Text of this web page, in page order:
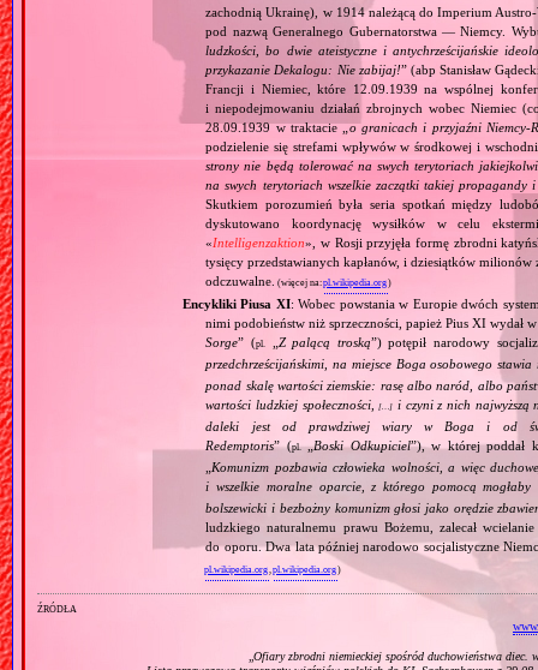
zachodnią Ukrainę), w 1914 należącą do Imperium
pod nazwą Generalnego Gubernatorstwa — Niemcy.
ludzkości, bo dwie ateistyczne i antychrześcijańskie
przykazanie Dekalogu: Nie zabijaj!” (abp Stanisław
Francji i Niemiec, które 12.09.1939 na wspólnej
i niepodejmowaniu działań zbrojnych wobec Niemiec
28.09.1939 w traktacie „o granicach i przyjaźni
podzielenie się strefami wpływów w środkowej i
strony nie będą tolerować na swych terytoriach
na swych terytoriach wszelkie zaczątki takiej
Skutkiem porozumień była seria spotkań między
dyskutowano koordynację wysiłków w celu
«Intelligenzaktion», w Rosji przyjęła formę zbrodni
tysięcy przedstawianych kapłanów, i dziesiątków
odczuwalne. (więcej na:pl.wikipedia.org)
Encykliki Piusa XI: Wobec powstania w Europie dwóch
nimi podobieństw niż sprzeczności, papież Pius XI
Sorge” (pl. Z palącą troską”) potępił narodowy
przedchrześcijańskimi, na miejsce Boga osobowego
ponad skalę wartości ziemskie: rasę albo naród, albo
wartości ludzkiej społeczności,[…] i czyni z nich najwyższą
daleki jest od prawdziwej wiary w Boga i od
Redemptoris” (pl.„Boski Odkupiciel”), w której poddał
Komunizm pozbawia człowieka wolności, a więc
i wszelkie moralne oparcie, z którego pomocą
bolszewicki i bezbożny komunizm głosi jako orędzie
ludzkiego naturalnemu prawu Bożemu, zalecał
do oporu. Dwa lata później narodowo socjalistyczne
pl.wikipedia.org,pl.wikipedia.org)
źródła
Ofiary zbrodni niemieckiej spośród duchowieństwa diec.